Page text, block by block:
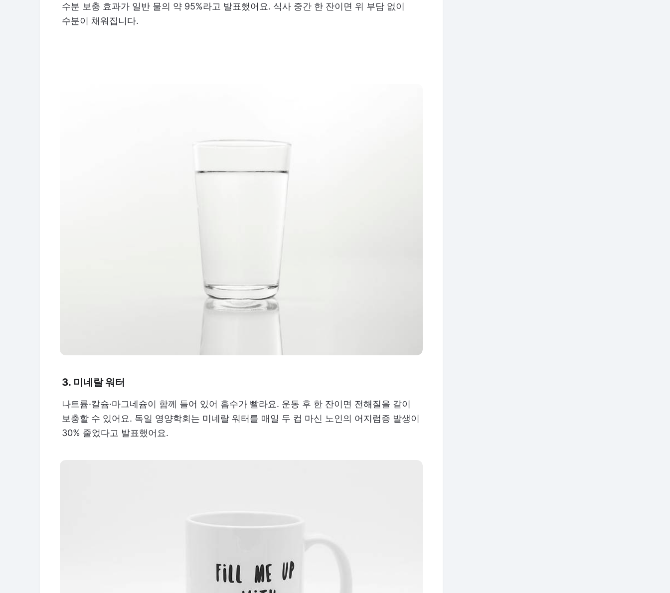
수분 보충 효과가 일반 물의 약 95%라고 발표했어요. 식사 중간 한 잔이면 위 부담 없이
수분이 채워집니다.
3. 미네랄 워터
나트륨·칼슘·마그네슘이 함께 들어 있어 흡수가 빨라요. 운동 후 한 잔이면 전해질을 같이
보충할 수 있어요. 독일 영양학회는 미네랄 워터를 매일 두 컵 마신 노인의 어지럼증 발생이
30% 줄었다고 발표했어요.